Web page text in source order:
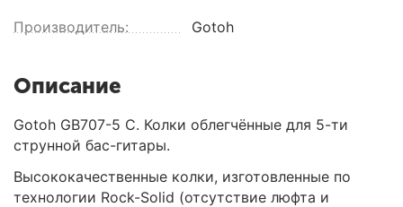
Производитель: Gotoh
Описание
Gotoh GB707-5 C. Колки облегчённые для 5-ти
струнной бас-гитары.
Высококачественные колки, изготовленные по
технологии Rock-Solid (отсутствие люфта и